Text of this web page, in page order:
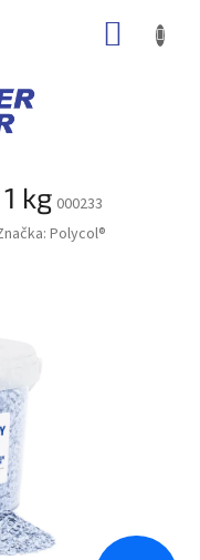
kg 000233
Polycol®